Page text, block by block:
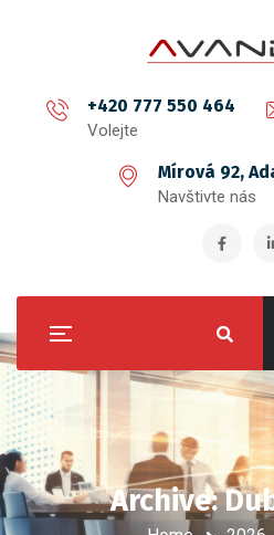
+420 777 550 464
Volejte
Mírová 92,
Navštivte nás
Archive: